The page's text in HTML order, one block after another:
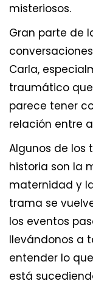
misteriosos.
Gran parte de
Carla,
traumático
parece tener
relación entre
Algunos de los
historia son la
maternidad y
trama se
los eventos
llevándonos a
entender lo
está